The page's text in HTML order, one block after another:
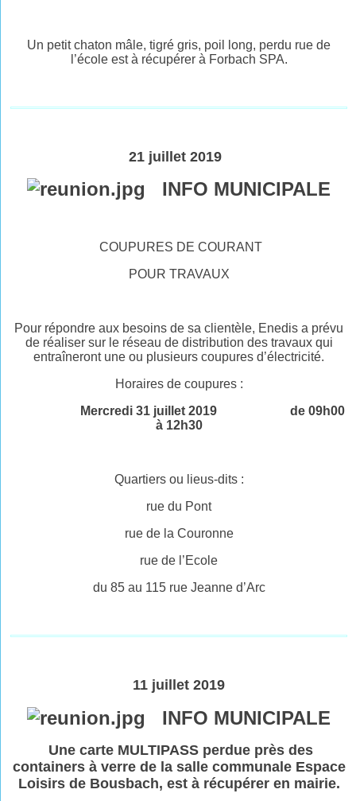
Un petit chaton mâle, tigré gris, poil long, perdu rue de
l’école est à récupérer à Forbach SPA.
21 juillet 2019
INFO MUNICIPALE
COUPURES DE COURANT
POUR TRAVAUX
Pour répondre aux besoins de sa clientèle, Enedis a prévu
de réaliser sur le réseau de distribution des travaux qui
entraîneront une ou plusieurs coupures d’électricité.
Horaires de coupures :
Mercredi 31 juillet 2019 de 09h00
à 12h30
Quartiers ou lieus-dits :
rue du Pont
rue de la Couronne
rue de l’Ecole
du 85 au 115 rue Jeanne d’Arc
11 juillet 2019
INFO MUNICIPALE
Une carte MULTIPASS perdue près des
containers à verre de la salle communale Espace
Loisirs de Bousbach, est à récupérer en mairie.